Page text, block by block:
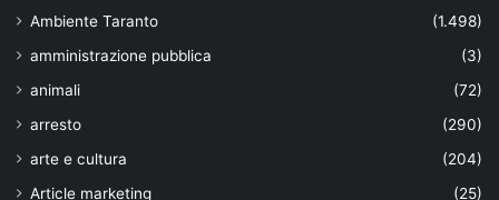
Ambiente Taranto
(1.498)
amministrazione pubblica
(3)
animali
(72)
arresto
(290)
arte e cultura
(204)
Article marketing
(25)